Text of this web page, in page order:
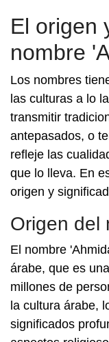
El origen
nombre
Los nombres
las culturas a lo
transmitir
antepasados, o
refleje las
que lo lleva. En
origen y
Origen del
El nombre
árabe, que es
millones de
la cultura árabe,
significados